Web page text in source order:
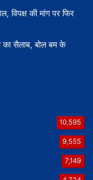
विपक्ष की मांग पर फिर
का सैलाब, बोल बम के
10,595
9,555
7,149